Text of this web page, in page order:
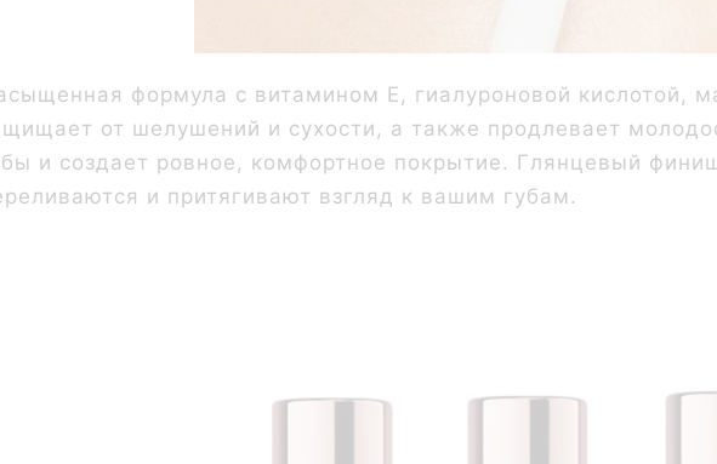
формула с витамином Е, гиалуроновой кислотой,
от шелушений и сухости, а также продлевает
и создает ровное, комфортное покрытие. Глянцевый
и притягивают взгляд к вашим губам.